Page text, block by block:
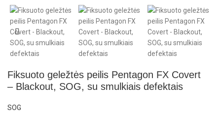
Fiksuoto geležtės peilis Pentagon FX Covert
– Blackout, SOG, su smulkiais defektais
SOG